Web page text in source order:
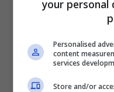
Reciprocità: non
your
Personalised
content
services
Store and/or